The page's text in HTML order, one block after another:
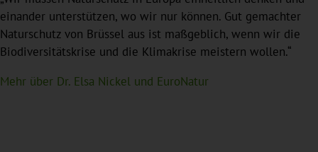
einander unterstützen, wo wir nur können. Gut gemachter
Naturschutz von Brüssel aus ist maßgeblich, wenn wir die
Biodiversitätskrise und die Klimakrise meistern wollen.“
Mehr über Dr. Elsa Nickel und EuroNatur